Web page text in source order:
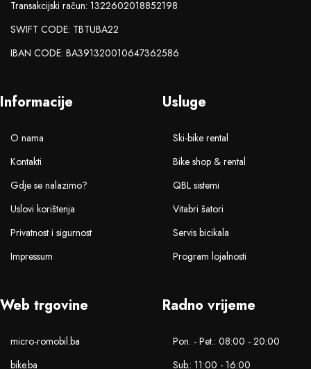
Transakcijski račun: 1322602018852198
SWIFT CODE: TBTUBA22
IBAN CODE: BA391320010647362586
Informacije
O nama
Kontakti
Gdje se nalazimo?
Uslovi korištenja
Privatnost i sigurnost
Impressum
Usluge
Ski-bike rental
Bike shop & rental
QBL sistemi
Vitabri šatori
Servis bicikala
Program lojalnosti
Web trgovine
micro-romobil.ba
bike.ba
Radno vrijeme
Pon. - Pet.: 08:00 - 20:00
Sub.: 11:00 - 16:00